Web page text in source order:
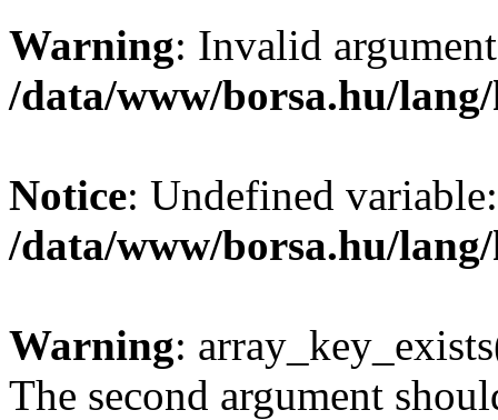
Warning: Invalid
/data/www/borsa.hu/
Notice: Undefined
/data/www/borsa.hu/
Warning:
The second argument